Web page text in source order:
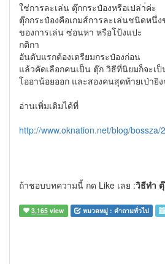
ใช่การละเล่น ตุ๊กกระป๋องหรือเปล่า่ค่ะ
ตุ๊กกระป๋องคือเกมส์การละเล่นชนิดหนึ่ง
ของการเล่น ซ่อนหา หรือโป้งแปะ
กติกา
อันดับแรกต้องเตรียมกระป๋องก่อน
แล้วคัดเลือกคนเป็น ตุ๊ก วิธีที่นิยมก็จะ
โออาน้อยออก และสองคนสุดท้ายเป่ายิ
อ่านเพิ่มเติมได้ที่
http://www.oknation.net/blog/bossza/
ถ้าชอบบทความนี้ กด Like เลย :วิธีทำ
3,165 view หมวดหมู่ : คำถามทั่วไป